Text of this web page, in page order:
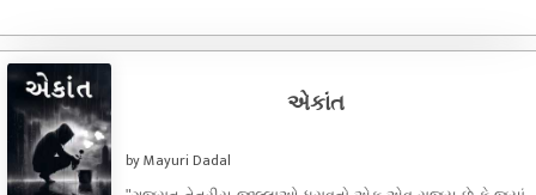
એકાંત
by Mayuri Dadal